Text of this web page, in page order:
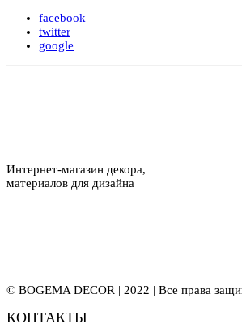
facebook
twitter
google
Интернет-магазин декора,
материалов для дизайна
© BOGEMA DECOR | 2022 | Все права
КОНТАКТЫ